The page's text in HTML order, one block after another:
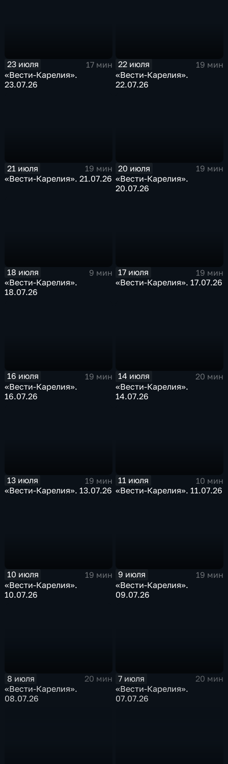
23 июля
17 мин
«Вести-Карелия».
23.07.26
22 июля
19 мин
«Вести-Карелия».
22.07.26
21 июля
19 мин
«Вести-Карелия». 21.07.26
20 июля
19 мин
«Вести-Карелия».
20.07.26
18 июля
9 мин
«Вести-Карелия».
18.07.26
17 июля
19 мин
«Вести-Карелия». 17.07.26
16 июля
19 мин
«Вести-Карелия».
16.07.26
14 июля
20 мин
«Вести-Карелия».
14.07.26
13 июля
19 мин
«Вести-Карелия». 13.07.26
11 июля
10 мин
«Вести-Карелия». 11.07.26
10 июля
19 мин
«Вести-Карелия».
10.07.26
9 июля
19 мин
«Вести-Карелия».
09.07.26
8 июля
20 мин
«Вести-Карелия».
08.07.26
7 июля
20 мин
«Вести-Карелия».
07.07.26